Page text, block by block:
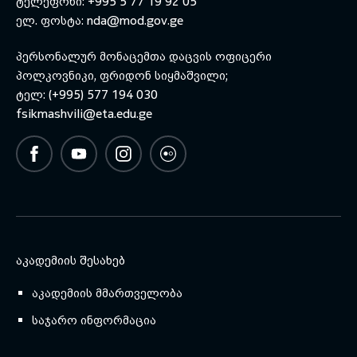
ელ. ფოსტა: nda@mod.gov.ge
პერსონალურ მონაცემთა დაცვის ოფიცერი
პოლკოვნიკი, ფრიდონ სიყმაშვილი;
ტელ: (+995) 577 194 030
fsikmashvili@eta.edu.ge
ᲐᲙᲐᲓᲔᲛᲘᲘᲡ ᲨᲔᲡᲐᲮᲔᲑ
აკადემიის მმართველობა
საჯარო ინფორმაცია